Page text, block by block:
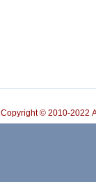
Copyright © 2010-2022